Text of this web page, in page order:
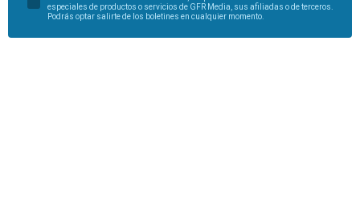
especiales de productos o servicios de GFR Media, sus afiliadas o de terceros.
Podrás optar salirte de los boletines en cualquier momento.